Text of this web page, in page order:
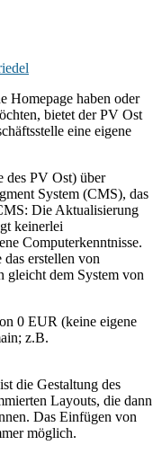
Homepage haben oder
bietet der PV Ost
eine eigene
des PV Ost) über
System (CMS), das
Die Aktualisierung
keinerlei
Computerkenntnisse.
erstellen von
gleicht dem System von
0 EUR (keine eigene
z.B.
die Gestaltung des
Layouts, die dann
Das Einfügen von
möglich.